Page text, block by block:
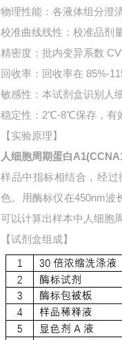
物理性能：各液体组分澄
校准曲线线性：校准品剂
精密度：批内变异系数
回收率：回收率在 85%-
敏感性：本试剂盒识别人
稳定性：2℃-8℃保存，有
【实验原理】
人细胞周期蛋白
样品中指标相结合，经
色。用酶标仪在450nm波
可以计算出样本中 人细胞
【试剂盒组成】